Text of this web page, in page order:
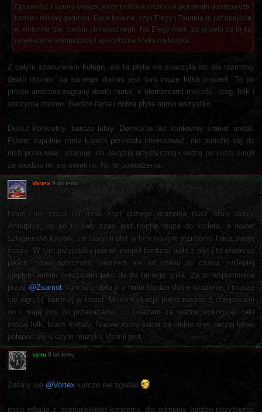
Opowieści z krainy tysiąca jezior to ścisła czołówka płyt death doomowych,
kamień milowy gatunku. Dwie kolejne, czyli Elegy i Tounela to już odejście
w kierunku tzw. metalu klimatycznego. Na Elegy mało już growlu za to są
rewelacyjne kompozycje i specyficzna fińska melodyka.
Z całym szacunkiem kolego, ale ta płyta nie znaczyła nic dla rozmowy
death doomu, ba samego doomu jest tam może kilka procent. To po
prostu ambitnie zagrany death metal, z elementami melodic, prog, folk i
szczyptą doomu. Bardzo fajna i dobra płyta mimo wszystko.
Debiut konkretny, bardzo lubię. Demka to też konkretny śmierć metal.
Potem zupełnie mnie kapela przestała interesować, nie potrafię się do
nich przekonać, szanuję ich decyzję artystyczną i widzę po ilości singli
że wiedzie im się świetnie. No to powodzenia.
Vortex 9 lat temu
Hmm, nie zrobił na mnie zbyt dużego wrażenia nasz stary dobry
Amorphis, no bo to cały czas jest trochę muza do kotleta, a nawet
szlagierowe kawałki ze starych płyt w tym nowym brzmieniu tracą swoją
magię. W tym przypadku jednak zespół bardziej wole z płyt i to wiadomo
jakich, nowa twórczość, owszem ale od czasu do czasu, najlepiej
ciepłym letnim wieczorem jako tło do fajnego grilla. Za to wspomniana
przez @Zsamot Varmia zrobiła n a mnie bardzo dobre wrażenie, i muszę
się wgryźć bardziej w temat. Miałem okazje porozmawiać z chłopakami
no i mają coś do przekazania, co uważam za ważne wykonując taki
rodzaj folk, black metalu. Nazwa mówi sama za siebie więc raczej łatwo
połapać się o czym muzyka Varmii jest.
synu 9 lat temu
Żeśmy się @Vortex kurcze nie zgadali
moja relacja z poznańskiego koncertu, dla odmiany bardzo pozytywna,